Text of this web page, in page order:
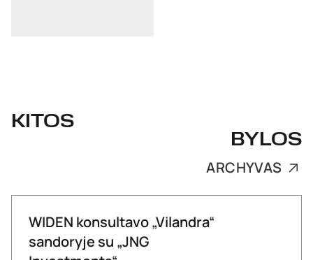
KITOS
BYLOS
ARCHYVAS
WIDEN konsultavo „Vilandra“
sandoryje su „JNG